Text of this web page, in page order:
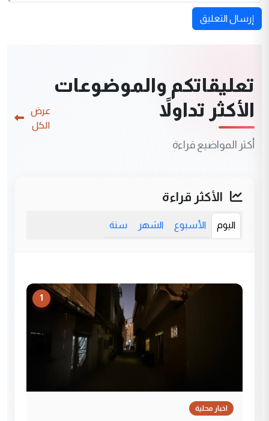
إرسال التعليق
تعليقاتكم والموضوعات
الأكثر تداولاً
أكثر المواضيع قراءة
عرض
الكل
الأكثر قراءة
اليوم الأسبوع الشهر سنة
1
اخبار محلية